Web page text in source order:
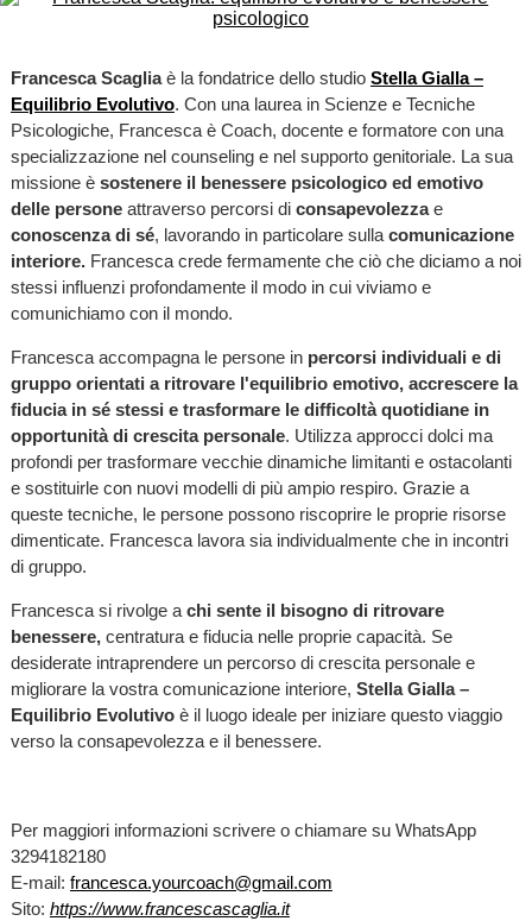
Francesca Scagliaè la fondatrice dello studio Stella Gialla –
Equilibrio Evolutivo. Con una laurea in Scienze e Tecniche
Psicologiche, Francesca è Coach, docente e formatore con una
specializzazione nel counseling e nel supporto genitoriale. La sua
missione è sostenere il benessere psicologico ed emotivo
delle persone attraverso percorsi di consapevolezzae
conoscenza di sé, lavorando in particolare sulla comunicazione
interiore.Francesca crede fermamente che ciò che diciamo a noi
stessi influenzi profondamente il modo in cui viviamo e
comunichiamo con il mondo.
Francesca accompagna le persone in percorsi individuali e di
gruppo orientati a ritrovare l'equilibrio emotivo, accrescere la
fiducia in sé stessi e trasformare le difficoltà quotidiane in
opportunità di crescita personale. Utilizza approcci dolci ma
profondi per trasformare vecchie dinamiche limitanti e ostacolanti
e sostituirle con nuovi modelli di più ampio respiro. Grazie a
queste tecniche, le persone possono riscoprire le proprie risorse
dimenticate. Francesca lavora sia individualmente che in incontri
di gruppo.
Francesca si rivolge a chi sente il bisogno di ritrovare
benessere,centratura e fiducia nelle proprie capacità. Se
desiderate intraprendere un percorso di crescita personale e
migliorare la vostra comunicazione interiore, Stella Gialla –
Equilibrio Evolutivoè il luogo ideale per iniziare questo viaggio
verso la consapevolezza e il benessere.
Per maggiori informazioni scrivere o chiamare su WhatsApp
3294182180
E-mail: francesca.yourcoach@gmail.com
Sito: https://www.francescascaglia.it